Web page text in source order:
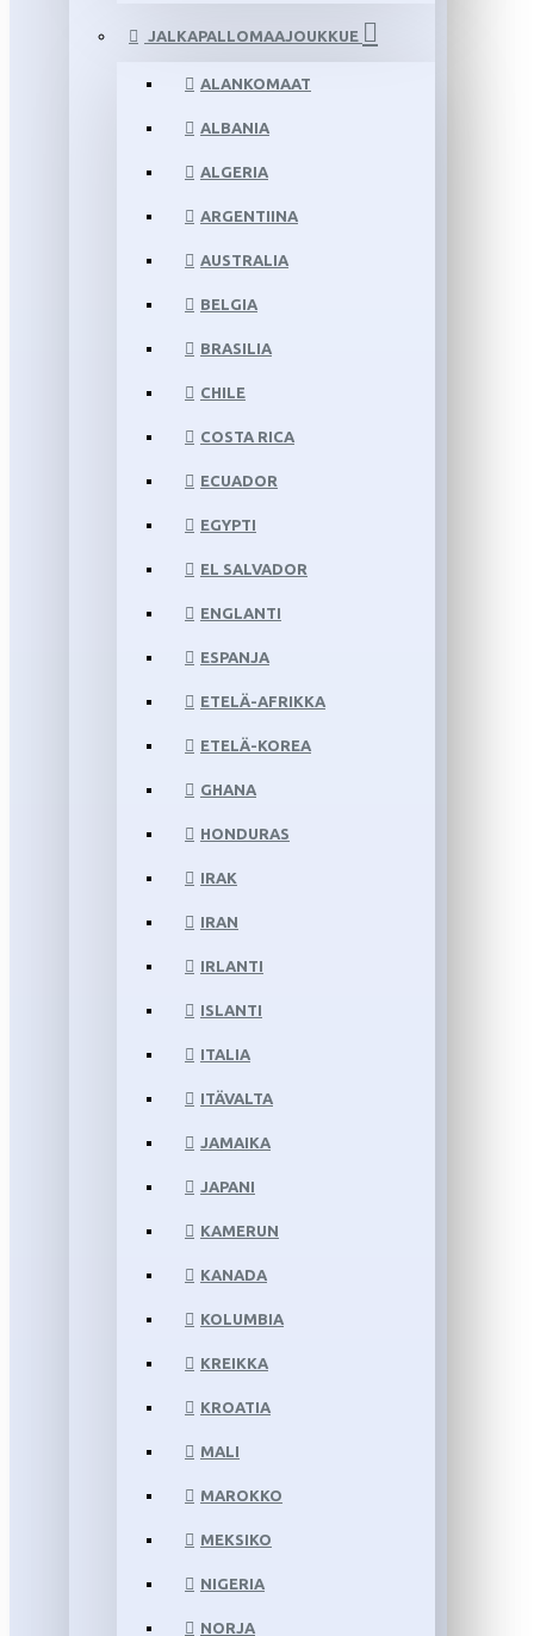
JALKAPALLOMAAJOUKKUE
ALANKOMAAT
ALBANIA
ALGERIA
ARGENTIINA
AUSTRALIA
BELGIA
BRASILIA
CHILE
COSTA RICA
ECUADOR
EGYPTI
EL SALVADOR
ENGLANTI
ESPANJA
ETELÄ-AFRIKKA
ETELÄ-KOREA
GHANA
HONDURAS
IRAK
IRAN
IRLANTI
ISLANTI
ITALIA
ITÄVALTA
JAMAIKA
JAPANI
KAMERUN
KANADA
KOLUMBIA
KREIKKA
KROATIA
MALI
MAROKKO
MEKSIKO
NIGERIA
NORJA